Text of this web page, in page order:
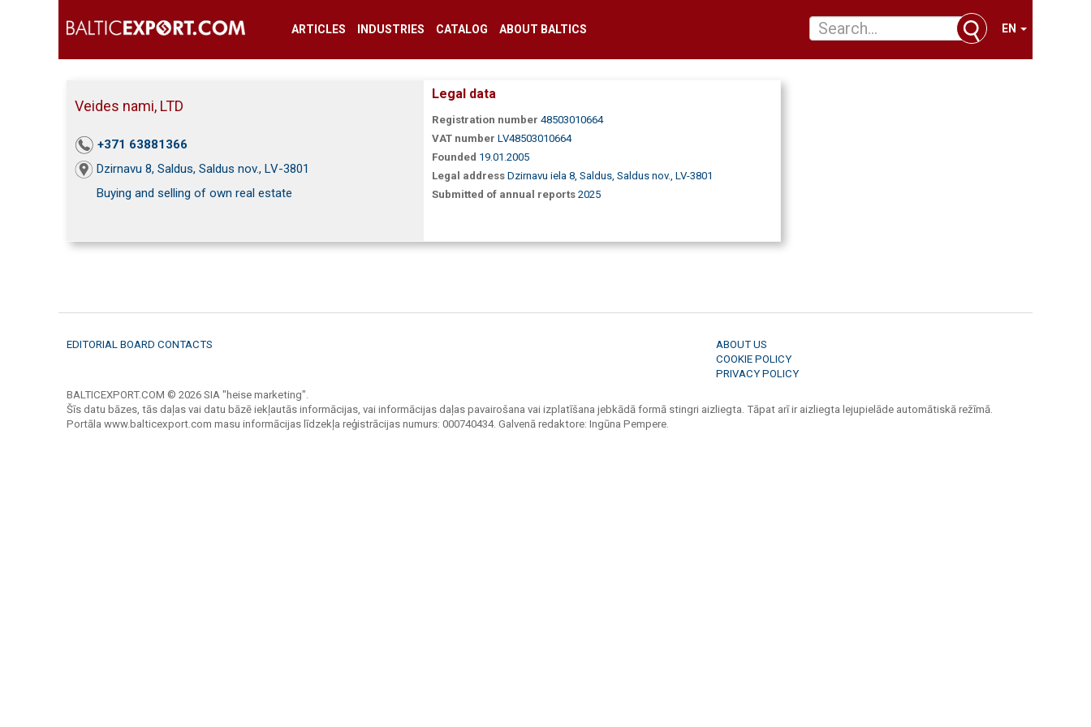
ARTICLES INDUSTRIES CATALOG ABOUT BALTICS EN
Veides nami, LTD
+371 63881366
Dzirnavu 8, Saldus, Saldus nov., LV-3801
Buying and selling of own real estate
Legal data
Registration number 48503010664
VAT number LV48503010664
Founded 19.01.2005
Legal address Dzirnavu iela 8, Saldus, Saldus nov., LV-3801
Submitted of annual reports 2025
EDITORIAL BOARD CONTACTS
ABOUT US
COOKIE POLICY
PRIVACY POLICY
BALTICEXPORT.COM © 2026 SIA "heise marketing".
Šīs datu bāzes, tās daļas vai datu bāzē iekļautās informācijas, vai informācijas daļas pavairošana vai izplatīšana jebkādā formā stingri aizliegta. Tāpat arī ir aizliegta lejupielāde automātiskā režīmā.
Portāla www.balticexport.com masu informācijas līdzekļa reģistrācijas numurs: 000740434. Galvenā redaktore: Ingūna Pempere.